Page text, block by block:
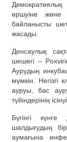
өршуіне және
байланысты
жасады.
Денсаулық
шешегі –
Аурудың
мүмкін. Негізгі
ауруы, бас
түйіндерінің ісінуі.
Бүгінгі
шалдығудың
аумағына